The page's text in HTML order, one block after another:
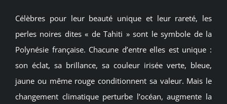
Célèbres pour leur beauté unique et leur rareté, les
perles noires dites « de Tahiti » sont le symbole de la
Polynésie française. Chacune d’entre elles est unique :
son éclat, sa brillance, sa couleur irisée verte, bleue,
jaune ou même rouge conditionnent sa valeur. Mais le
changement climatique perturbe l’océan, augmente la